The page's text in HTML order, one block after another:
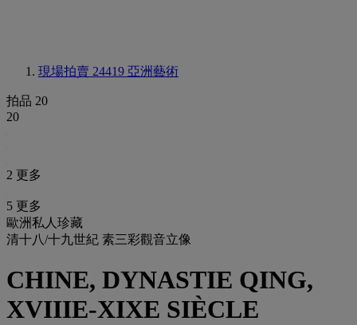
現場拍賣 24419 亞洲藝術
拍品 20
20
2 更多
5 更多
歐洲私人珍藏
清十八/十九世紀 素三彩觀音立像
CHINE, DYNASTIE QING,
XVIIIE-XIXE SIÈCLE